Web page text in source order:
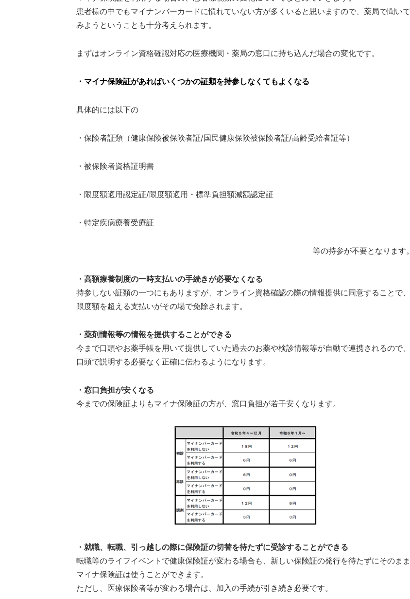
患者様の中でもマイナンバーカードに慣れていない方が多くいると思いますので、薬局で聞いて
みようということも十分考えられます。
まずはオンライン資格確認対応の医療機関・薬局の窓口に持ち込んだ場合の変化です。
・マイナ保険証があればいくつかの証類を持参しなくてもよくなる
具体的には以下の
・保険者証類（健康保険被保険者証/国民健康保険被保険者証/高齢受給者証等）
・被保険者資格証明書
・限度額適用認定証/限度額適用・標準負担額減額認定証
・特定疾病療養受療証
等の持参が不要となります。
・高額療養制度の一時支払いの手続きが必要なくなる
持参しない証類の一つにもありますが、オンライン資格確認の際の情報提供に同意することで、
限度額を超える支払いがその場で免除されます。
・薬剤情報等の情報を提供することができる
今まで口頭やお薬手帳を用いて提供していた過去のお薬や検診情報等が自動で連携されるので、
口頭で説明する必要なく正確に伝わるようになります。
・窓口負担が安くなる
今までの保険証よりもマイナ保険証の方が、窓口負担が若干安くなります。
・就職、転職、引っ越しの際に保険証の切替を待たずに受診することができる
転職等のライフイベントで健康保険証が変わる場合も、新しい保険証の発行を待たずにそのまま
マイナ保険証は使うことができます。
ただし、医療保険者等が変わる場合は、加入の手続が引き続き必要です。